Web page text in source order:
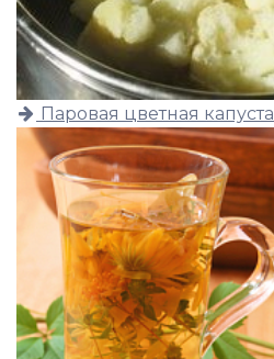
Паровая цветная капуста